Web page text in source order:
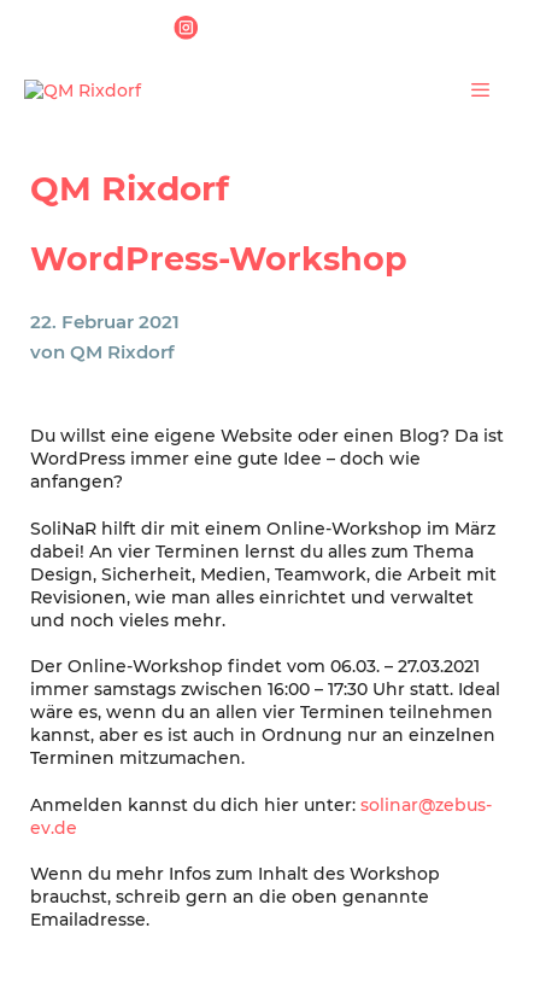
QM Rixdorf
WordPress-Workshop
22. Februar 2021
von QM Rixdorf
Du willst eine eigene Website oder einen Blog? Da ist
WordPress immer eine gute Idee – doch wie
anfangen?
SoliNaR hilft dir mit einem Online-Workshop im März
dabei! An vier Terminen lernst du alles zum Thema
Design, Sicherheit, Medien, Teamwork, die Arbeit mit
Revisionen, wie man alles einrichtet und verwaltet
und noch vieles mehr.
Der Online-Workshop findet vom 06.03. – 27.03.2021
immer samstags zwischen 16:00 – 17:30 Uhr statt. Ideal
wäre es, wenn du an allen vier Terminen teilnehmen
kannst, aber es ist auch in Ordnung nur an einzelnen
Terminen mitzumachen.
Anmelden kannst du dich hier unter: solinar@zebus-
ev.de
Wenn du mehr Infos zum Inhalt des Workshop
brauchst, schreib gern an die oben genannte
Emailadresse.